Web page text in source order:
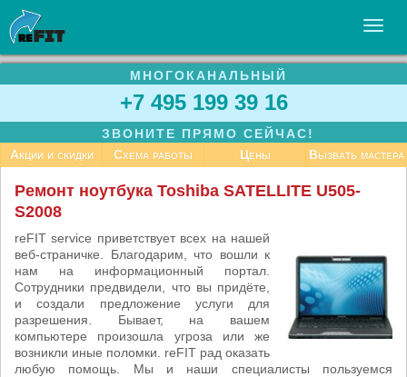
УСЛУГИ
БИЗНЕСУ
СТАТЬИ
МНОГОКАНАЛЬНЫЙ
+7 495 199 39 16
ЗВОНИТЕ ПРЯМО СЕЙЧАС!
Акции и скидки
Схема работы Цены Вызвать мастера
Ремонт ноутбука Toshiba SATELLITE U505-
S2008
reFIT service приветствует всех на нашей
веб-страничке. Благодарим, что вошли к
нам на информационный портал.
Сотрудники предвидели, что вы придёте,
и создали предложение услуги для
разрешения. Бывает, на вашем
компьютере произошла угроза или же
возникли иные поломки. reFIT рад оказать
любую помощь. Мы и наши специалисты пользуемся